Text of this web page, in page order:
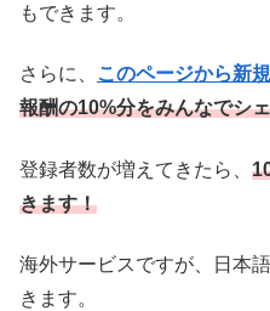
もできます。
さらに、 このページから新
報酬の10%分をみんなでシ
登録者数が増えてきたら、
きます！
海外サービスですが、日本
きます。